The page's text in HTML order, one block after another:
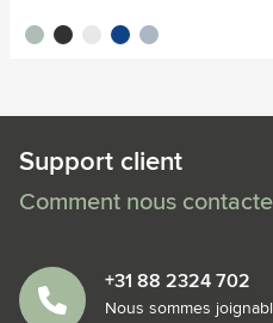
vert tilleul
noir blancbleu bleu nordique
Support client
Comment nous
+31 88 2324 702
Nous sommes